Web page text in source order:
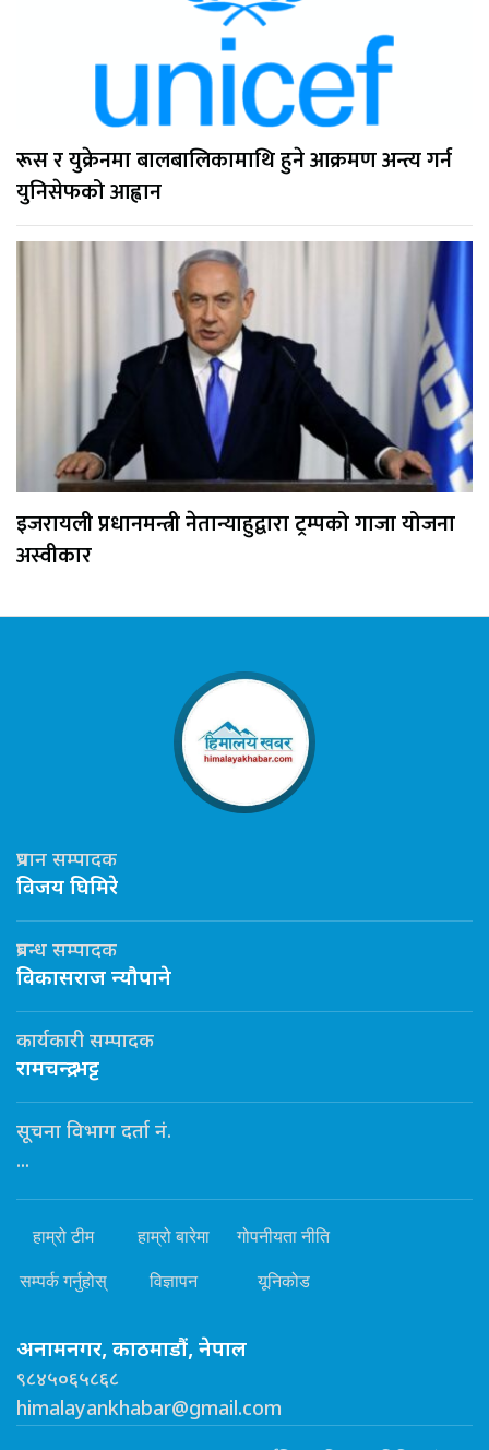
रूस र युक्रेनमा बालबालिकामाथि हुने आक्रमण अन्त्य गर्न
युनिसेफको आह्वान
इजरायली प्रधानमन्त्री नेतान्याहुद्वारा ट्रम्पको गाजा योजना
अस्वीकार
प्रधान सम्पादक
विजय घिमिरे
प्रबन्ध सम्पादक
विकासराज न्यौपाने
कार्यकारी सम्पादक
रामचन्द्र भट्ट
सूचना विभाग दर्ता नं.
...
हाम्रो टीम हाम्रो बारेमा गोपनीयता नीति
सम्पर्क गर्नुहोस् विज्ञापन यूनिकोड
अनामनगर, काठमाडौं, नेपाल
९८४५०६५८६८
himalayankhabar@gmail.com